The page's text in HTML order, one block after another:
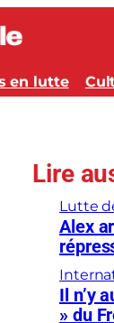
c
h
h
r
en lutte
Lire
Lutte
Alex
Il n’y
» du